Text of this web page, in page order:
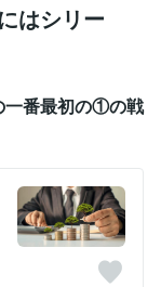
はシリー
一番最初の①の戦